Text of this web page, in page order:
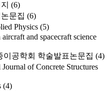
(6)
문집 (6)
Physics (5)
and spacecraft science
이공학회 학술발표논문집 (4)
of Concrete Structures
(4)